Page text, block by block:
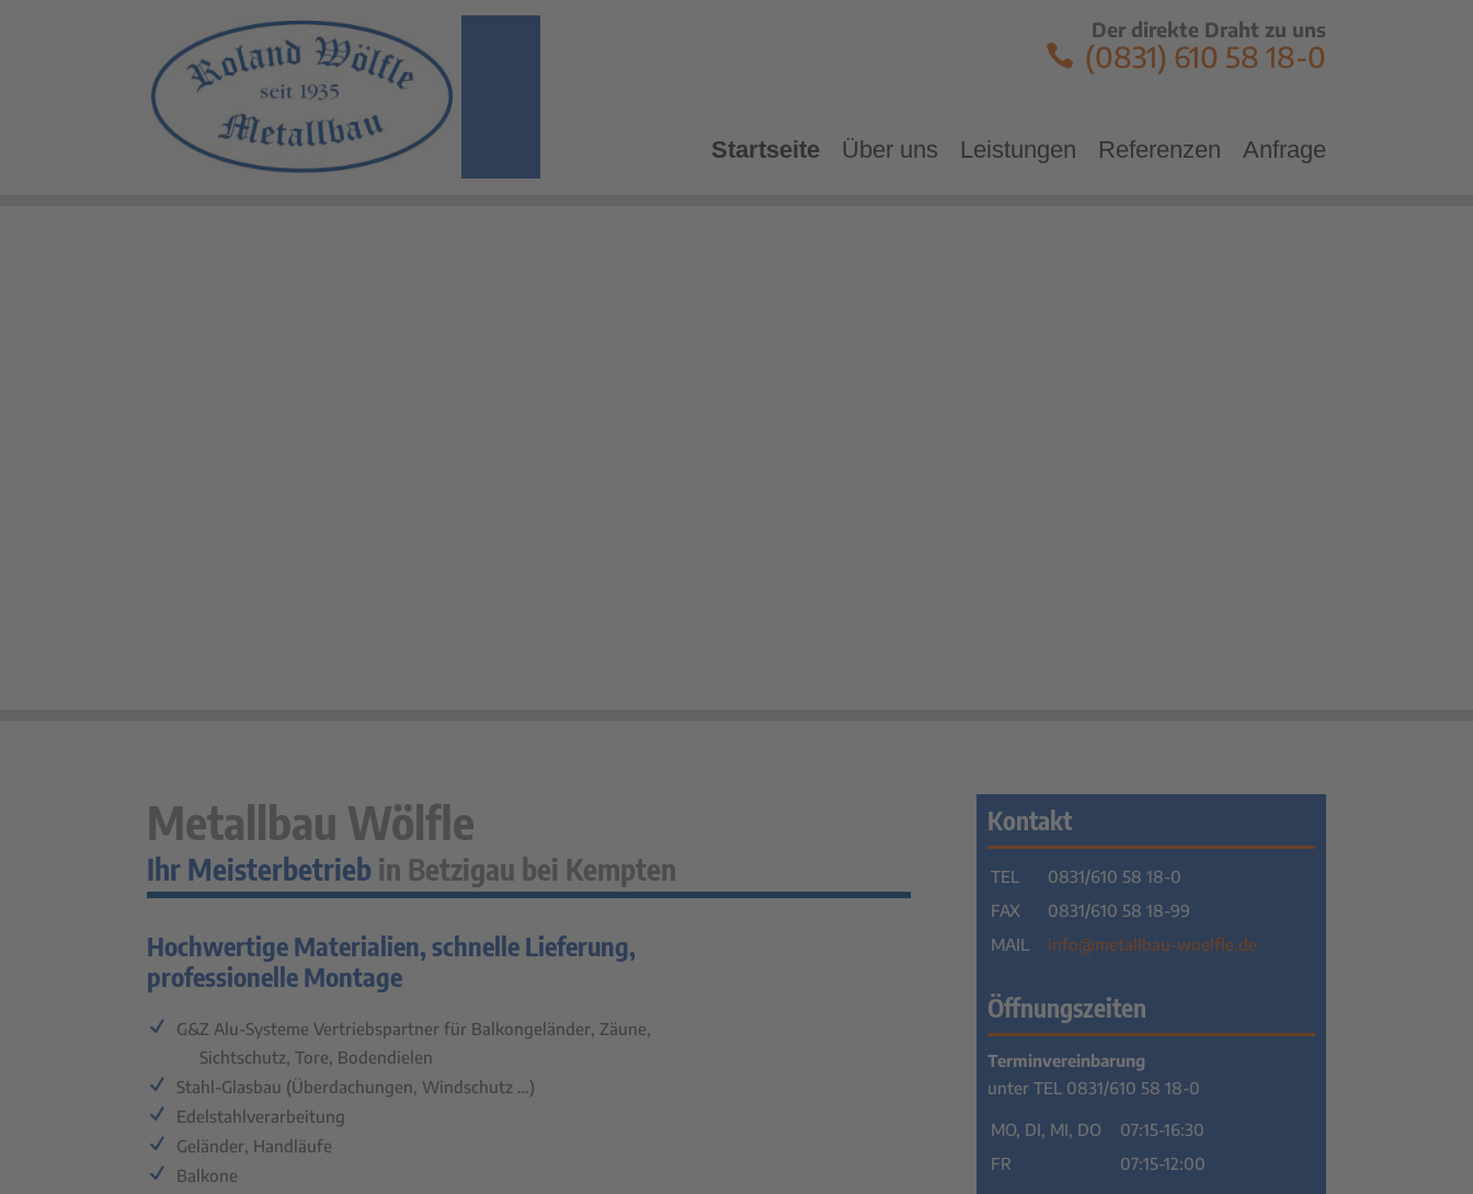
Der direkte Draht zu uns
(0831) 610 58 18-0
Startseite Über uns Leistungen Referenzen Anfrage
Metallbau Wölfle
Ihr Meisterbetrieb in Betzigau bei Kempten
Hochwertige Materialien, schnelle Lieferung,
professionelle Montage
G&Z Alu-Systeme Vertriebspartner für Balkongeländer, Zäune,
Sichtschutz, Tore, Bodendielen
Stahl-Glasbau (Überdachungen, Windschutz …)
Edelstahlverarbeitung
Geländer, Handläufe
Balkone
Kontakt
TEL
0831/610 58 18-0
FAX
0831/610 58 18-99
MAIL
info@metallbau-woelfle.de
Öffnungszeiten
Terminvereinbarung
unter TEL 0831/610 58 18-0
MO, DI, MI, DO
07:15-16:30
FR
07:15-12:00